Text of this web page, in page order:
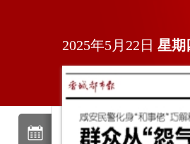
2025年5月22日 星期